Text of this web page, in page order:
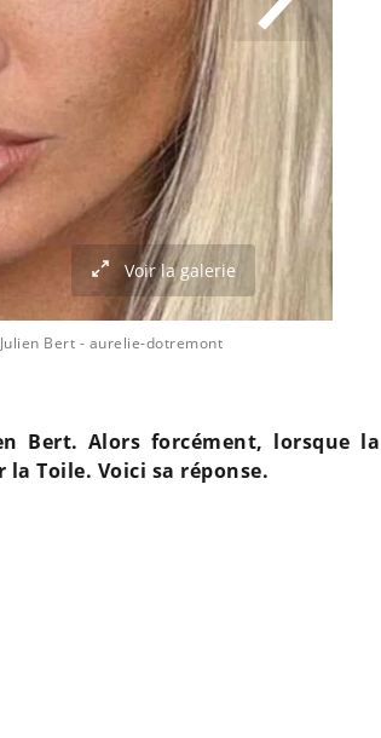
Bert - aurelie-dotremont
Voir la galerie
Bert. Alors forcément, lorsque la
Toile. Voici sa réponse.